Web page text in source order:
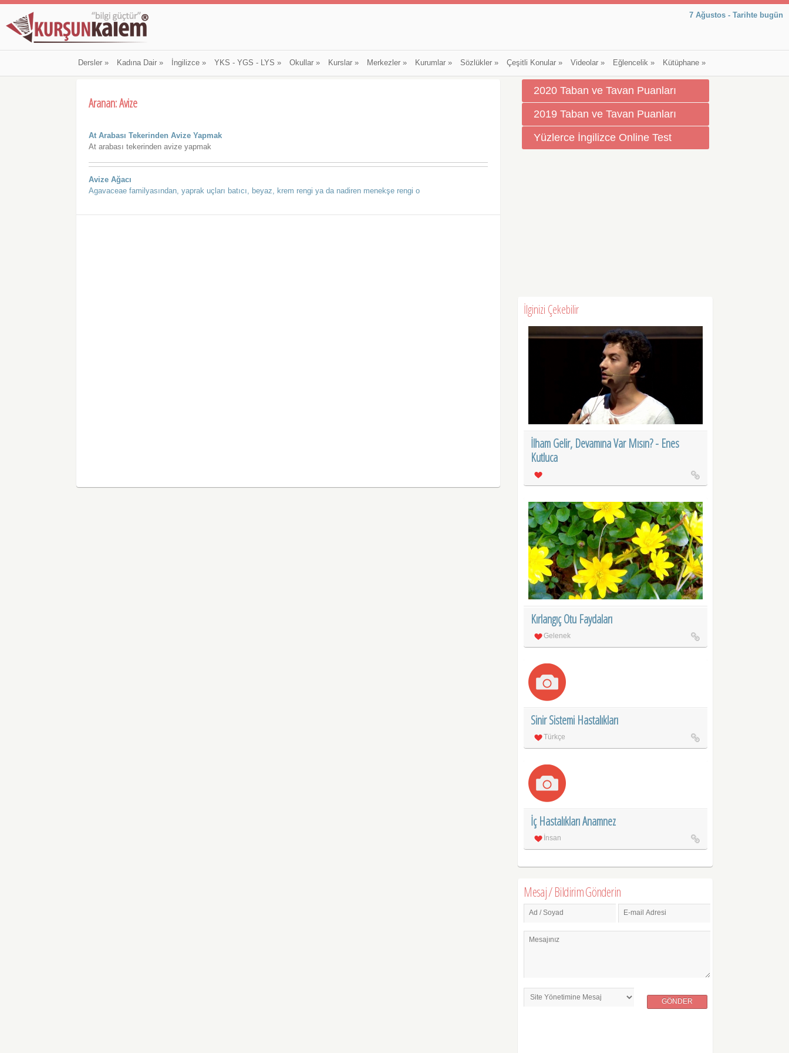
7 Ağustos - Tarihte bugün
Dersler» Kadına Dair» İngilizce» YKS - YGS - LYS » Okullar» Kurslar» Merkezler» Kurumlar» Sözlükler» Çeşitli Konular» Videolar» Eğlencelik» Kütüphane»
Aranan: Avize
At Arabası Tekerinden Avize Yapmak
At arabası tekerinden avize yapmak
Avize Ağacı
Agavaceae familyasından, yaprak uçları batıcı, beyaz, krem rengi ya da nadiren menekşe rengi o
2020 Taban ve Tavan Puanları
2019 Taban ve Tavan Puanları
Yüzlerce İngilizce Online Test
İlginizi Çekebilir
İlham Gelir, Devamına Var Mısın? - Enes
Kutluca
Kırlangıç Otu Faydaları
Gelenek
Sinir Sistemi Hastalıkları
Türkçe
İç Hastalıkları Anamnez
İnsan
Mesaj / Bildirim Gönderin
Ad / Soyad E-mail Adresi
Mesajınız
GÖNDER